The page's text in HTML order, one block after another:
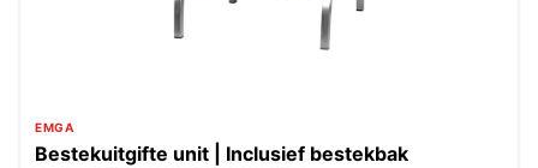
EMGA
Bestekuitgifte unit | Inclusief bestekbak